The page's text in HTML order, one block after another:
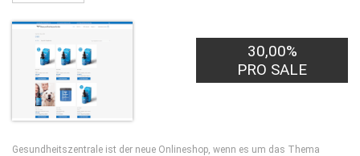
30,00%
PRO SALE
Gesundheitszentrale ist der neue Onlineshop, wenn es um das Thema